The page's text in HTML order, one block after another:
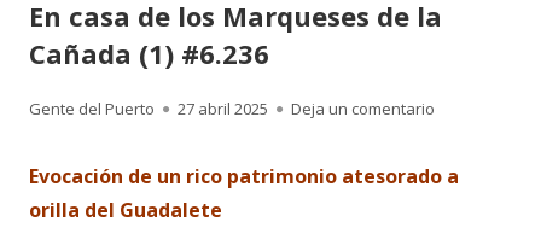
En casa de los Marqueses de la
Cañada (1) #6.236
Autor
Gente del Puerto
Publicado
27 abril 2025 Deja un comentario
Evocación de un rico patrimonio atesorado a
orilla del Guadalete